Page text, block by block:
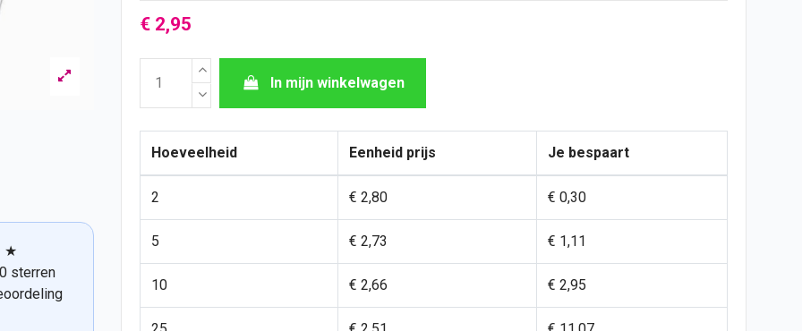
★
sterren
€ 2,95
In mijn winkelwagen
Hoeveelheid Eenheid prijs Je bespaart
2 € 2,80 € 0,30
5 € 2,73 € 1,11
10 € 2,66 € 2,95